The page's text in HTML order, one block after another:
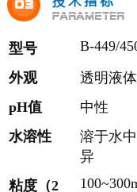
型号
B-449/
外观
透明液
pH值
中性
水溶性
溶于水
异
粘度（2